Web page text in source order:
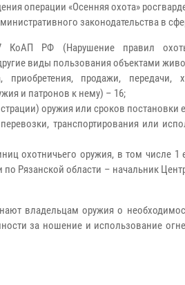
операции «Осенняя охота»
законодательства в
КоАП РФ (Нарушение правил
виды пользования объектами
продажи, передачи,
и патронов к нему) – 16;
оружия или сроков постановки
транспортирования или
охотничьего оружия, в том числе 1
по Рязанской области – начальник
владельцам оружия о
за ношение и использование